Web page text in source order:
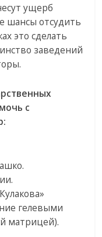
ущерб
шансы отсудить
это сделать
заведений
с
гелевыми
матрицей).